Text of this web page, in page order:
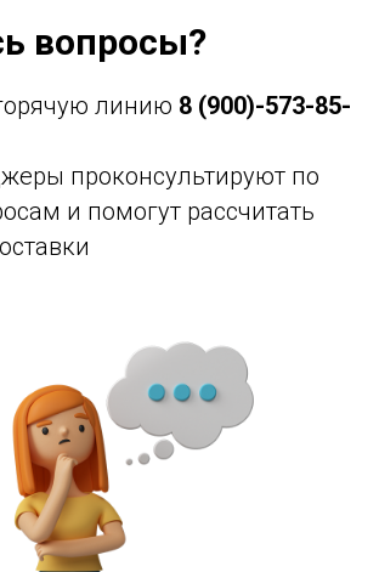
вопросы?
линию 8 (900)-573-85-
проконсультируют по
и помогут рассчитать